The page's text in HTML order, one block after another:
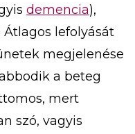
demencia),
lefolyását
megjelenése
a beteg
mert
szó, vagyis